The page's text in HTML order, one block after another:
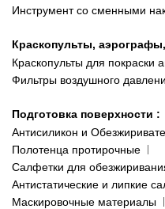
Инструмент со сменными
Краскопульты,
Краскопульты для покраски
Фильтры воздушного
Подготовка поверхности :
Антисиликон и
Полотенца протирочные
Салфетки для
Антистатические и липкие
Маскировочные материалы